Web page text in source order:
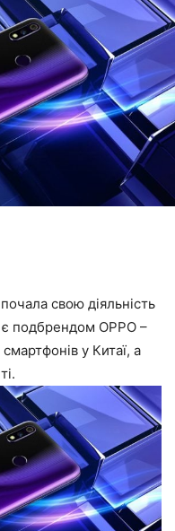
свою діяльність
подбрендом OPPO –
у Китаї, а